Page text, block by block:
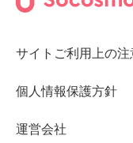
サイトご利用上の注
個人情報保護方針
運営会社